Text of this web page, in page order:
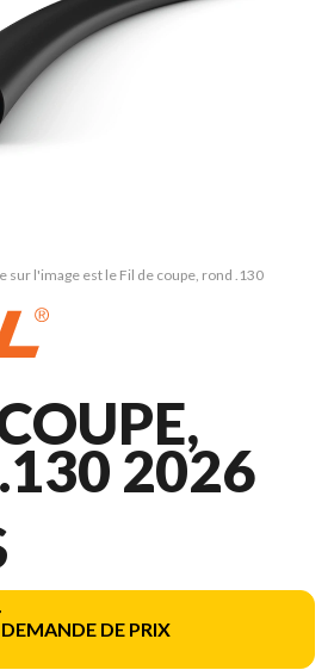
sur l'image est le Fil de coupe, rond .130
2026
DEMANDE DE PRIX